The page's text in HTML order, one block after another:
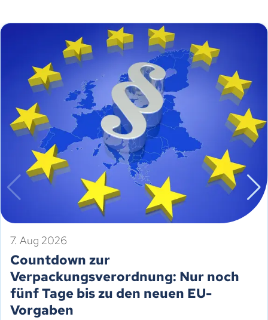
7. Aug 2026
Countdown zur
Verpackungsverordnung: Nur noch
fünf Tage bis zu den neuen EU-
Vorgaben